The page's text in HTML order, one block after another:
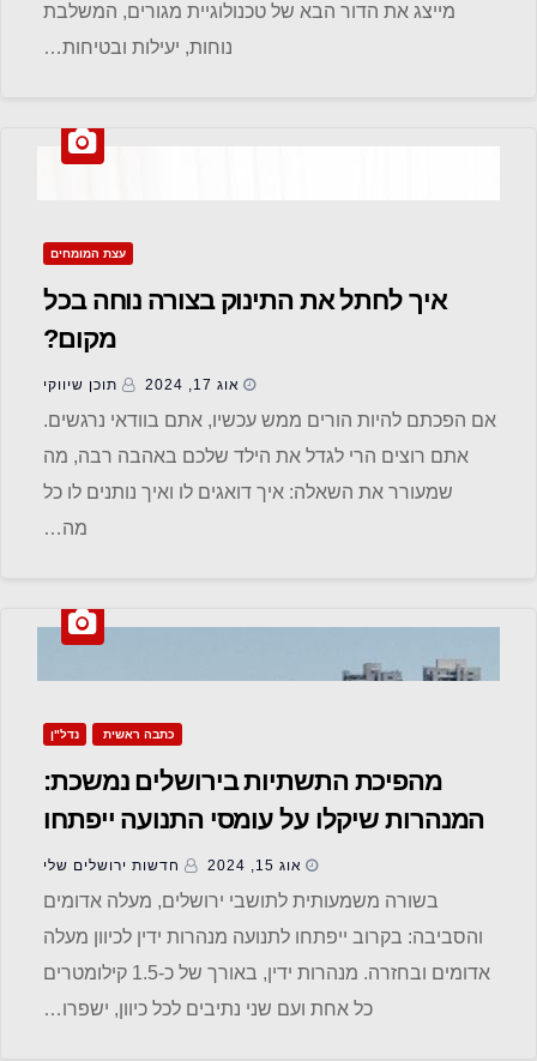
מייצג את הדור הבא של טכנולוגיית מגורים, המשלבת
נוחות, יעילות ובטיחות…
עצת המומחים
איך לחתל את התינוק בצורה נוחה בכל
מקום?
אוג 17, 2024 תוכן שיווקי
אם הפכתם להיות הורים ממש עכשיו, אתם בוודאי נרגשים.
אתם רוצים הרי לגדל את הילד שלכם באהבה רבה, מה
שמעורר את השאלה: איך דואגים לו ואיך נותנים לו כל
מה…
כתבה ראשית נדל"ן
מהפיכת התשתיות בירושלים נמשכת:
המנהרות שיקלו על עומסי התנועה ייפתחו
בקרוב
אוג 15, 2024 חדשות ‫ירושלים שלי
בשורה משמעותית לתושבי ירושלים, מעלה אדומים
והסביבה: בקרוב ייפתחו לתנועה מנהרות ידין לכיוון מעלה
אדומים ובחזרה. מנהרות ידין, באורך של כ-1.5 קילומטרים
כל אחת ועם שני נתיבים לכל כיוון, ישפרו…